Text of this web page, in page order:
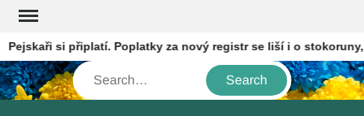
Skip
content
si připlatí. Poplatky za nový registr se liší i o stokoruny,
Search